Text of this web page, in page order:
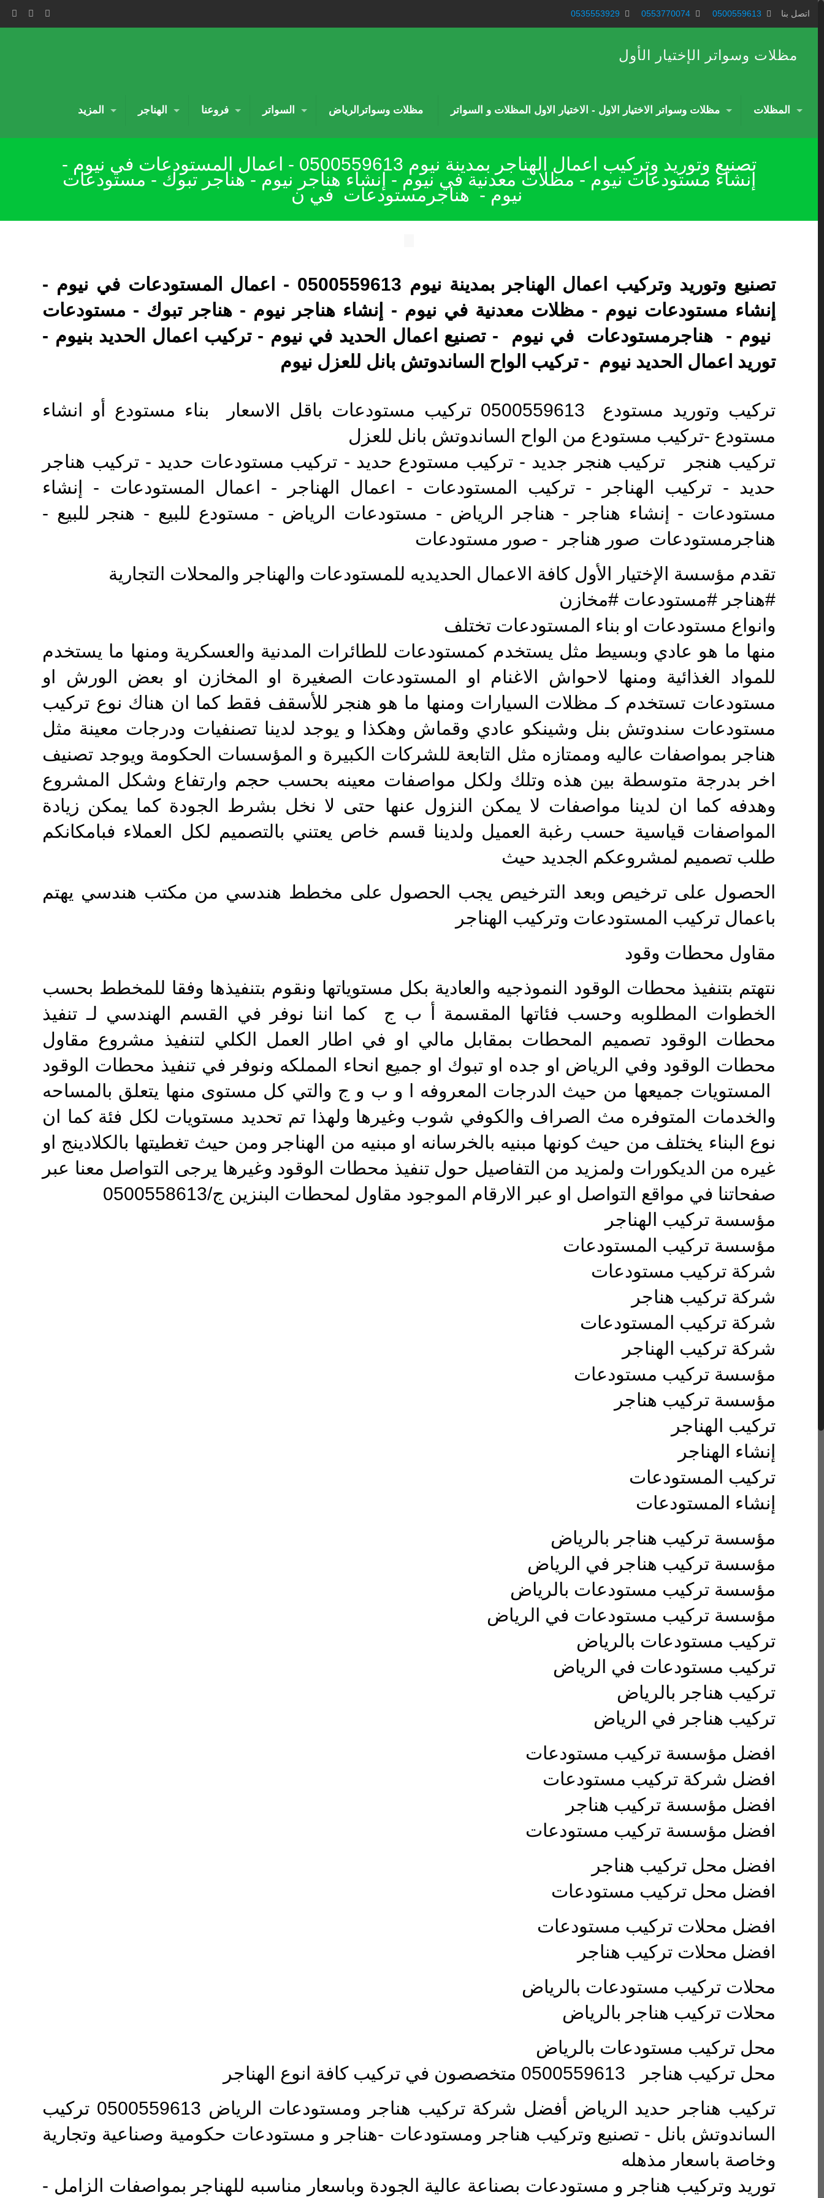
اتصل بنا 0500559613
0553770074
0535553929
مظلات وسواتر الإختيار الأول
المظلات مظلات وسواتر الاختيار الاول - الاختيار الاول المظلات و السواتر مظلات وسواترالرياض السواتر فروعنا الهناجر المزيد
تصنيع وتوريد وتركيب اعمال الهناجر بمدينة نيوم 0500559613 - اعمال المستودعات في نيوم -
إنشاء مستودعات نيوم - مظلات معدنية في نيوم - إنشاء هناجر نيوم - هناجر تبوك - مستودعات
نيوم - هناجرمستودعات في ن
تصنيع وتوريد وتركيب اعمال الهناجر بمدينة نيوم 0500559613 - اعمال المستودعات في نيوم -
إنشاء مستودعات نيوم - مظلات معدنية في نيوم - إنشاء هناجر نيوم - هناجر تبوك - مستودعات
نيوم - هناجرمستودعات في نيوم - تصنيع اعمال الحديد في نيوم - تركيب اعمال الحديد بنيوم -
توريد اعمال الحديد نيوم - تركيب الواح الساندوتش بانل للعزل نيوم
تركيب وتوريد مستودع 0500559613 تركيب مستودعات باقل الاسعار بناء مستودع أو انشاء
مستودع -تركيب مستودع من الواح الساندوتش بانل للعزل
تركيب هنجر تركيب هنجر جديد - تركيب مستودع حديد - تركيب مستودعات حديد - تركيب هناجر
حديد - تركيب الهناجر - تركيب المستودعات - اعمال الهناجر - اعمال المستودعات - إنشاء
مستودعات - إنشاء هناجر - هناجر الرياض - مستودعات الرياض - مستودع للبيع - هنجر للبيع -
هناجرمستودعات صور هناجر - صور مستودعات
تقدم مؤسسة الإختيار الأول كافة الاعمال الحديديه للمستودعات والهناجر والمحلات التجارية
#هناجر #مستودعات #مخازن
وانواع مستودعات او بناء المستودعات تختلف
منها ما هو عادي وبسيط مثل يستخدم كمستودعات للطائرات المدنية والعسكرية ومنها ما يستخدم
للمواد الغذائية ومنها لاحواش الاغنام او المستودعات الصغيرة او المخازن او بعض الورش او
مستودعات تستخدم كـ مظلات السيارات ومنها ما هو هنجر للأسقف فقط كما ان هناك نوع تركيب
مستودعات سندوتش بنل وشينكو عادي وقماش وهكذا و يوجد لدينا تصنفيات ودرجات معينة مثل
هناجر بمواصفات عاليه وممتازه مثل التابعة للشركات الكبيرة و المؤسسات الحكومة ويوجد تصنيف
اخر بدرجة متوسطة بين هذه وتلك ولكل مواصفات معينه بحسب حجم وارتفاع وشكل المشروع
وهدفه كما ان لدينا مواصفات لا يمكن النزول عنها حتى لا نخل بشرط الجودة كما يمكن زيادة
المواصفات قياسية حسب رغبة العميل ولدينا قسم خاص يعتني بالتصميم لكل العملاء فبامكانكم
طلب تصميم لمشروعكم الجديد حيث
الحصول على ترخيص وبعد الترخيص يجب الحصول على مخطط هندسي من مكتب هندسي يهتم
باعمال تركيب المستودعات وتركيب الهناجر
مقاول محطات وقود
نتهتم بتنفيذ محطات الوقود النموذجيه والعادية بكل مستوياتها ونقوم بتنفيذها وفقا للمخطط بحسب
الخطوات المطلوبه وحسب فئاتها المقسمة أ ب ج كما اننا نوفر في القسم الهندسي لـ تنفيذ
محطات الوقود تصميم المحطات بمقابل مالي او في اطار العمل الكلي لتنفيذ مشروع مقاول
محطات الوقود وفي الرياض او جده او تبوك او جميع انحاء المملكه ونوفر في تنفيذ محطات الوقود
المستويات جميعها من حيث الدرجات المعروفه ا و ب و ج والتي كل مستوى منها يتعلق بالمساحه
والخدمات المتوفره مث الصراف والكوفي شوب وغيرها ولهذا تم تحديد مستويات لكل فئة كما ان
نوع البناء يختلف من حيث كونها مبنيه بالخرسانه او مبنيه من الهناجر ومن حيث تغطيتها بالكلادينج او
غيره من الديكورات ولمزيد من التفاصيل حول تنفيذ محطات الوقود وغيرها يرجى التواصل معنا عبر
صفحاتنا في مواقع التواصل او عبر الارقام الموجود مقاول لمحطات البنزين ج/0500558613
مؤسسة تركيب الهناجر
مؤسسة تركيب المستودعات
شركة تركيب مستودعات
شركة تركيب هناجر
شركة تركيب المستودعات
شركة تركيب الهناجر
مؤسسة تركيب مستودعات
مؤسسة تركيب هناجر
تركيب الهناجر
إنشاء الهناجر
تركيب المستودعات
إنشاء المستودعات
مؤسسة تركيب هناجر بالرياض
مؤسسة تركيب هناجر في الرياض
مؤسسة تركيب مستودعات بالرياض
مؤسسة تركيب مستودعات في الرياض
تركيب مستودعات بالرياض
تركيب مستودعات في الرياض
تركيب هناجر بالرياض
تركيب هناجر في الرياض
افضل مؤسسة تركيب مستودعات
افضل شركة تركيب مستودعات
افضل مؤسسة تركيب هناجر
افضل مؤسسة تركيب مستودعات
افضل محل تركيب هناجر
افضل محل تركيب مستودعات
افضل محلات تركيب مستودعات
افضل محلات تركيب هناجر
محلات تركيب مستودعات بالرياض
محلات تركيب هناجر بالرياض
محل تركيب مستودعات بالرياض
محل تركيب هناجر 0500559613 متخصصون في تركيب كافة انوع الهناجر
تركيب هناجر حديد الرياض أفضل شركة تركيب هناجر ومستودعات الرياض 0500559613 تركيب
الساندوتش بانل - تصنيع وتركيب هناجر ومستودعات -هناجر و مستودعات حكومية وصناعية وتجارية
وخاصة باسعار مذهله
توريد وتركيب هناجر و مستودعات بصناعة عالية الجودة وباسعار مناسبه للهناجر بمواصفات الزامل -